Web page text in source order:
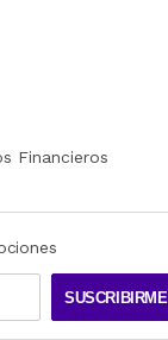
Financieros
SUSCRIBIRME